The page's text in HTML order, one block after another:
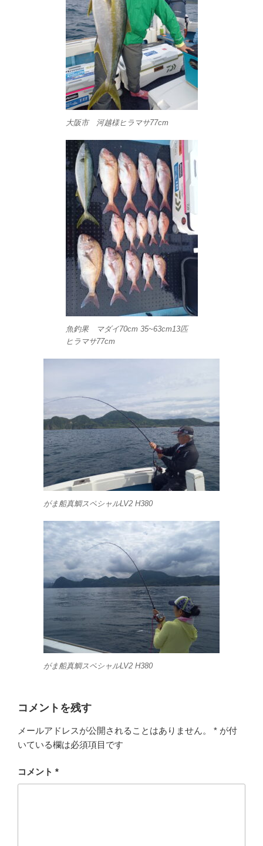
大阪市 河越様ヒラマサ77cm
魚釣果 マダイ70cm 35~63cm13匹
ヒラマサ77cm
がま船真鯛スペシャルLV2 H380
がま船真鯛スペシャルLV2 H380
コメントを残す
メールアドレスが公開されることはありません。 * が付
いている欄は必須項目です
コメント *